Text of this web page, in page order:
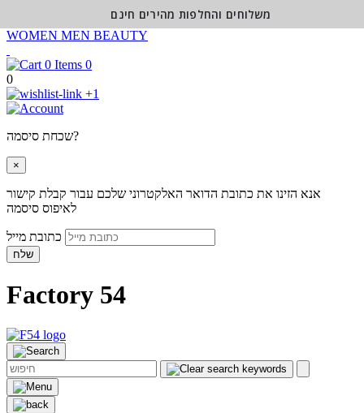
WOMEN MEN BEAUTY
0
0
+1
שכחת סיסמה?
×
אנא הזינו את כתובת הדואר האלקטרוני שלכם עבור קבלת קישור
לאיפוס סיסמה
שלח
Factory 54
משלוחים והחלפות מהירים חינם